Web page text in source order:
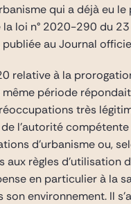
qui a déjà eu
loi n° 2020-290 du
au Journal
relative à la
période
très
l’autorité
d’urbanisme ou,
aux règles
en particulier à la
environnement. Il